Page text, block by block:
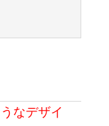
なデザイ